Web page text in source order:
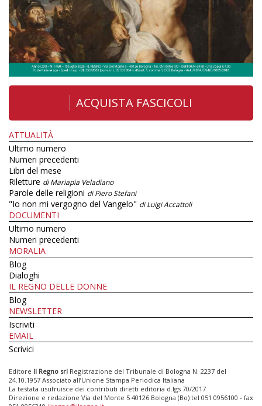
ACQUISTA FASCICOLI
ATTUALITÀ
Ultimo numero
Numeri precedenti
Libri del mese
Riletture di Mariapia Veladiano
Parole delle religioni di Piero Stefani
"Io non mi vergogno del Vangelo" di Luigi Accattoli
DOCUMENTI
Ultimo numero
Numeri precedenti
MORALIA
Blog
Dialoghi
IL REGNO DELLE DONNE
Blog
NEWSLETTER
Iscriviti
EMAIL
Scrivici
Editore Il Regno srl Registrazione del Tribunale di Bologna N. 2237 del
24.10.1957 Associato all’Unione Stampa Periodica Italiana
La testata usufruisce dei contributi diretti editoria d.lgs 70/2017
Direzione e redazione Via del Monte 5 40126 Bologna (Bo) tel 051 0956100 - fax